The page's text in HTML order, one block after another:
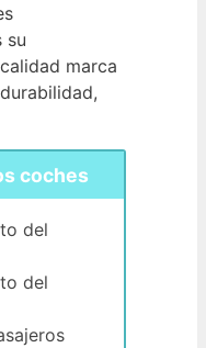
su
marca
coches
del
del